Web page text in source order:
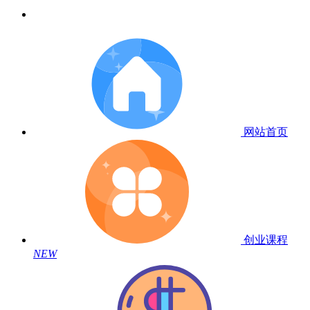
网站首页
创业课程
NEW